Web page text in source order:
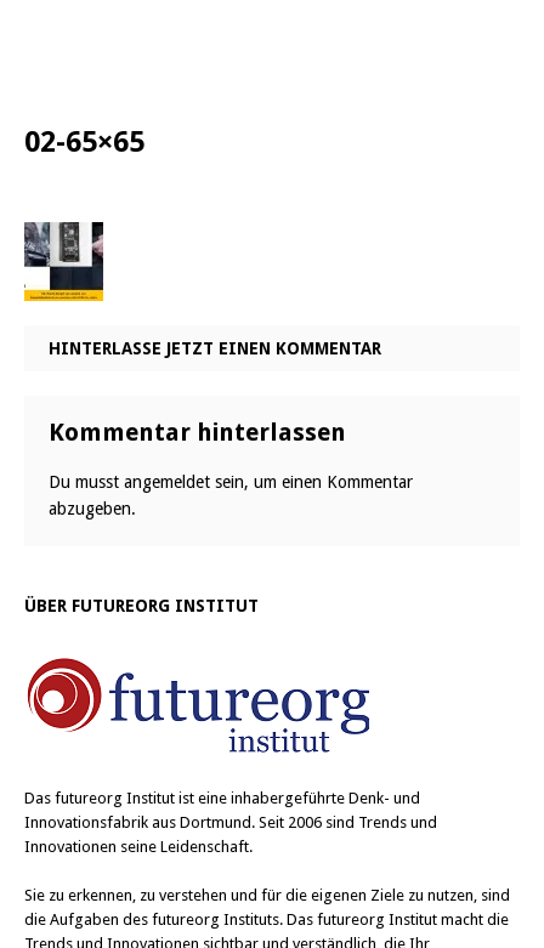
02-65×65
HINTERLASSE JETZT EINEN KOMMENTAR
Kommentar hinterlassen
Du musst angemeldet sein, um einen Kommentar
abzugeben.
ÜBER FUTUREORG INSTITUT
Das futureorg Institut ist eine inhabergeführte Denk- und
Innovationsfabrik aus Dortmund. Seit 2006 sind Trends und
Innovationen seine Leidenschaft.
Sie zu erkennen, zu verstehen und für die eigenen Ziele zu nutzen, sind
die Aufgaben des futureorg Instituts. Das futureorg Institut macht die
Trends und Innovationen sichtbar und verständlich, die Ihr